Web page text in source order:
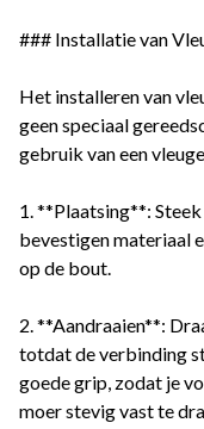
### Installatie van
Het installeren van
geen speciaal
gebruik van een
1. **Plaatsing**:
bevestigen materiaal
op de bout.
2. **Aandraaien**:
totdat de verbinding
goede grip, zodat je
moer stevig vast te